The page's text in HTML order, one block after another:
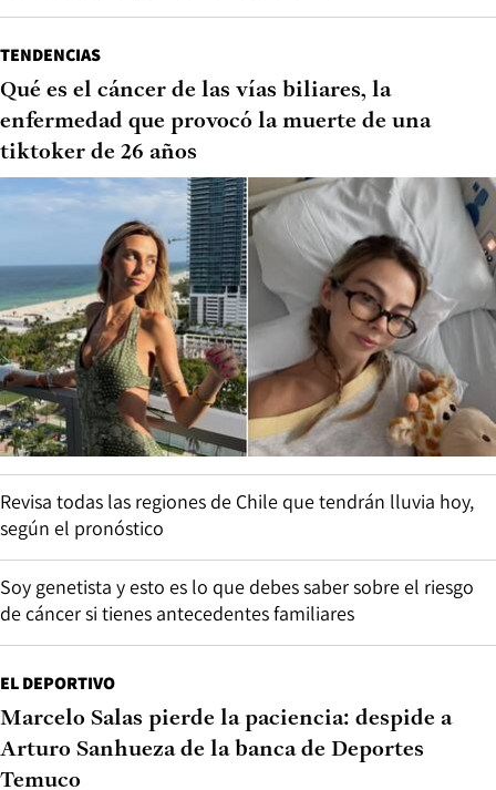
TENDENCIAS
Qué es el cáncer de las vías biliares, la
enfermedad que provocó la muerte de una
tiktoker de 26 años
Revisa todas las regiones de Chile que tendrán lluvia hoy,
según el pronóstico
Soy genetista y esto es lo que debes saber sobre el riesgo
de cáncer si tienes antecedentes familiares
EL DEPORTIVO
Marcelo Salas pierde la paciencia: despide a
Arturo Sanhueza de la banca de Deportes
Temuco